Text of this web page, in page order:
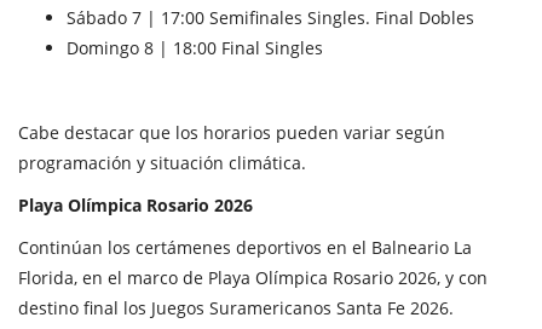
Sábado 7 | 17:00 Semifinales Singles. Final Dobles
Domingo 8 | 18:00 Final Singles
Cabe destacar que los horarios pueden variar según
programación y situación climática.
Playa Olímpica Rosario 2026
Continúan los certámenes deportivos en el Balneario La
Florida, en el marco de Playa Olímpica Rosario 2026, y con
destino final los Juegos Suramericanos Santa Fe 2026.